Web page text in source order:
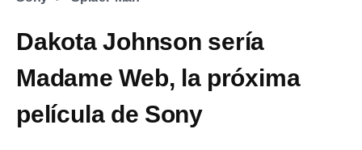
Dakota Johnson sería
Madame Web, la próxima
película de Sony